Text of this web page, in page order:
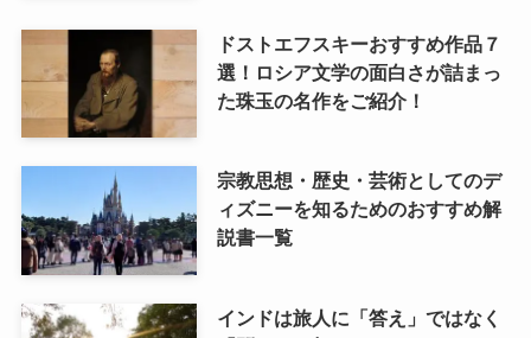
ドストエフスキーおすすめ作品７
選！ロシア文学の面白さが詰まっ
た珠玉の名作をご紹介！
宗教思想・歴史・芸術としてのデ
ィズニーを知るためのおすすめ解
説書一覧
インドは旅人に「答え」ではなく